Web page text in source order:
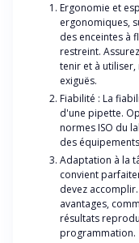
Ergonomie et
ergonomiques,
des enceintes à
restreint.
tenir et à
exiguës.
Fiabilité : La
d'une pipette.
normes ISO du
des
Adaptation à la
convient
devez
avantages,
résultats
programmation.